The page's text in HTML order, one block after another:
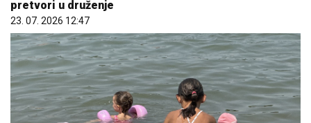
pretvori u druženje
23. 07. 2026 12:47